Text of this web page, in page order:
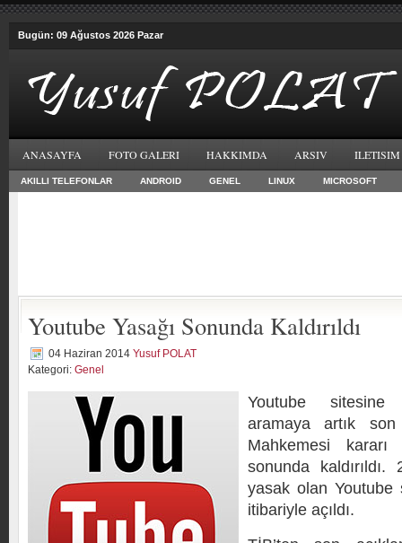
Bugün: 09 Ağustos 2026 Pazar
ANASAYFA FOTO GALERI HAKKIMDA ARSIV ILETISIM
AKILLI TELEFONLAR ANDROID GENEL LINUX MICROSOFT
Youtube Yasağı Sonunda Kaldırıldı
04 Haziran 2014 Yusuf POLAT
Kategori: Genel
Youtube sitesine
aramaya artık
Mahkemesi
sonunda
yasak olan Youtube
itibariyle açıldı.